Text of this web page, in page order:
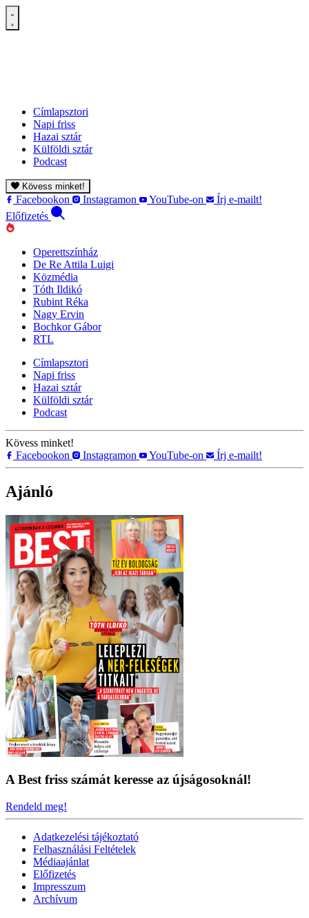
Címlapsztori
Napi friss
Hazai sztár
Külföldi sztár
Podcast
Kövess minket!
Facebookon Instagramon YouTube-on
Írj e-mailt!
Előfizetés
Operettszínház
De Re Attila Luigi
Közmédia
Tóth Ildikó
Rubint Réka
Nagy Ervin
Bochkor Gábor
RTL
Címlapsztori
Napi friss
Hazai sztár
Külföldi sztár
Podcast
Kövess minket!
Facebookon
Instagramon YouTube-on Írj e-mailt!
Ajánló
A Best friss számát keresse az újságosoknál!
Rendeld meg!
Adatkezelési tájékoztató
Felhasználási Feltételek
Médiaajánlat
Előfizetés
Impresszum
Archívum